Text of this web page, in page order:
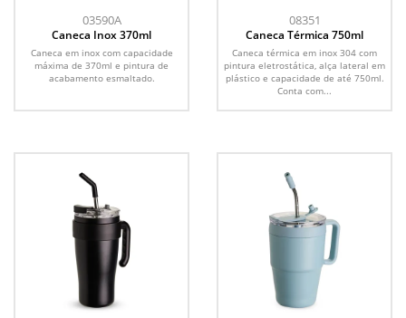
03590A
Caneca Inox 370ml
Caneca em inox com capacidade
máxima de 370ml e pintura de
acabamento esmaltado.
08351
Caneca Térmica 750ml
Caneca térmica em inox 304 com
pintura eletrostática, alça lateral em
plástico e capacidade de até 750ml.
Conta com...